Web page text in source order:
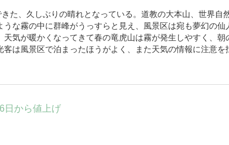
た、久しぶりの晴れとなっている。道教の大本山、世界自
な霧の中に群峰がうっすらと見え、風景区は宛も夢幻の仙
気が暖かくなってきて春の竜虎山は霧が発生しやすく、朝
は風景区で泊まったほうがよく、また天気の情報に注意
日から値上げ